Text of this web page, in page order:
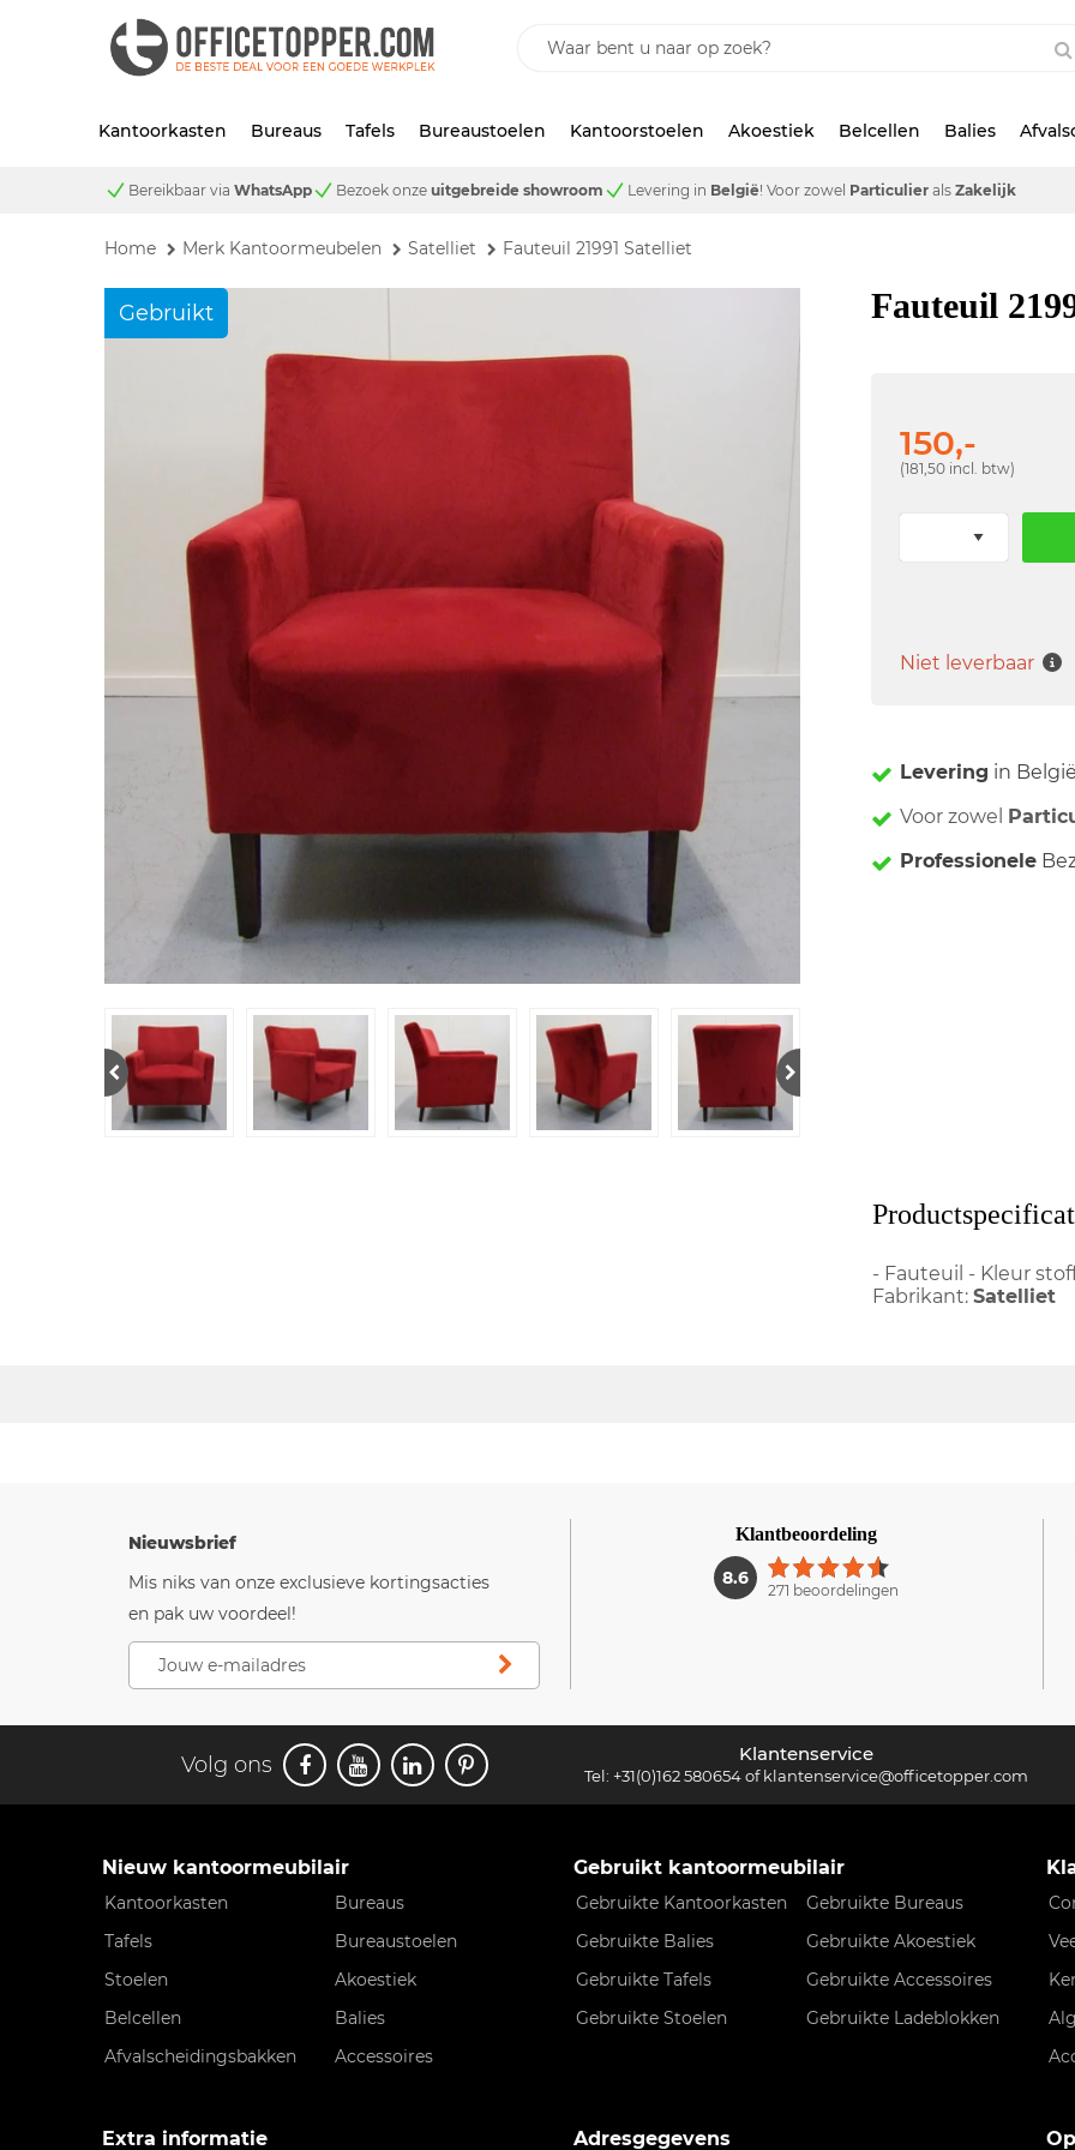
Kantoorkasten Bureaus Tafels Bureaustoelen Kantoorstoelen Akoestiek Belcellen Balies
Bereikbaar via WhatsApp Bezoek onze uitgebreide showroom Levering in België! Voor zowel Particulier als Zakelijk
Home Merk Kantoormeubelen Satelliet Fauteuil 21991 Satelliet
Gebruikt Fauteuil
150,-
(181,50 incl. btw)
Niet leverbaar
Levering in
Voor zowel
Professionele
- Fauteuil - Kleur
Fabrikant: Satelliet
Nieuwsbrief
Mis niks van onze exclusieve kortingsacties
en pak uw voordeel!
Klantbeoordeling
8.6 1
271 beoordelingen
Volg ons Klantenservice
Tel: +31(0)162 580654ofklantenservice@officetopper.com
Nieuw kantoormeubilair
Kantoorkasten
Bureaus
Tafels
Bureaustoelen
Stoelen
Akoestiek
Belcellen
Balies
Afvalscheidingsbakken
Accessoires
Extra informatie
Gebruikt kantoormeubilair
Gebruikte Kantoorkasten
Gebruikte Bureaus
Gebruikte Balies
Gebruikte Akoestiek
Gebruikte Tafels
Gebruikte Accessoires
Gebruikte Stoelen
Gebruikte Ladeblokken
Adresgegevens